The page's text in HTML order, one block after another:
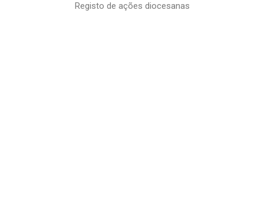
Registo de ações diocesanas